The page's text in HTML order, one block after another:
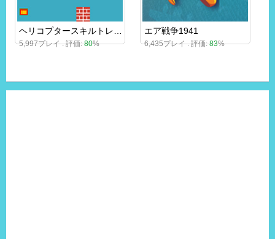
5,997プレイ . 評価:80%
エア戦争1941
6,435プレイ . 評価:83%